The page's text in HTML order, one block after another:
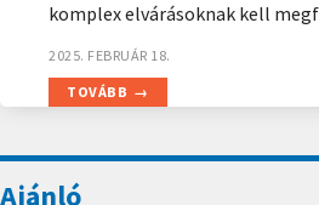
komplex elvárásoknak kell
TOVÁBB
2025. FEBRUÁR 18.